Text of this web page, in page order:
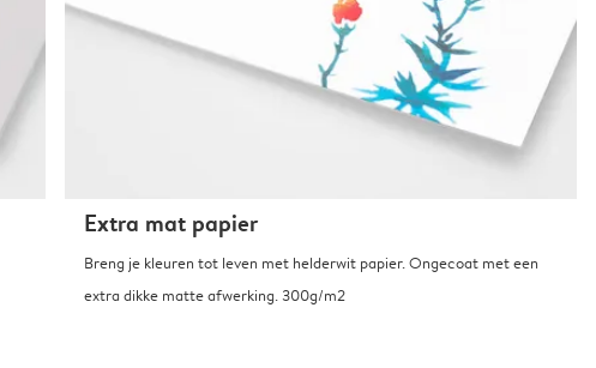
Extra mat papier
Breng je kleuren tot leven met helderwit papier. Ongecoat met een
extra dikke matte afwerking. 300g/m2